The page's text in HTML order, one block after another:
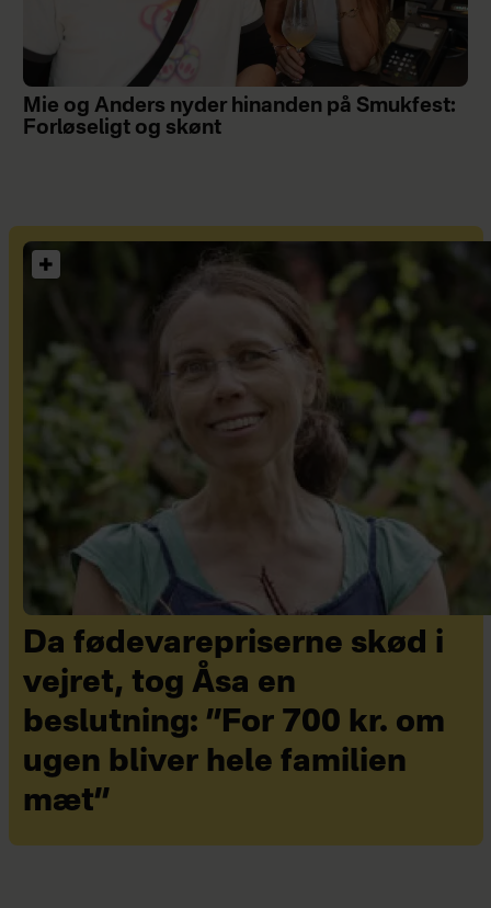
Mie og Anders nyder hinanden på Smukfest:
Forløseligt og skønt
Da fødevarepriserne skød i
vejret, tog Åsa en
beslutning: ”For 700 kr. om
ugen bliver hele familien
mæt”